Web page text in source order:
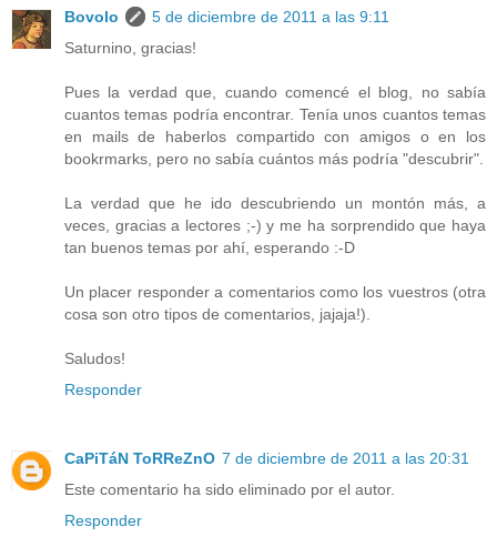
Bovolo
5 de diciembre de 2011 a las 9:11
Saturnino, gracias!
Pues la verdad que, cuando comencé el blog, no sabía
cuantos temas podría encontrar. Tenía unos cuantos temas
en mails de haberlos compartido con amigos o en los
bookrmarks, pero no sabía cuántos más podría "descubrir".
La verdad que he ido descubriendo un montón más, a
veces, gracias a lectores ;-) y me ha sorprendido que haya
tan buenos temas por ahí, esperando :-D
Un placer responder a comentarios como los vuestros (otra
cosa son otro tipos de comentarios, jajaja!).
Saludos!
Responder
CaPiTáN ToRReZnO 7 de diciembre de 2011 a las 20:31
Este comentario ha sido eliminado por el autor.
Responder